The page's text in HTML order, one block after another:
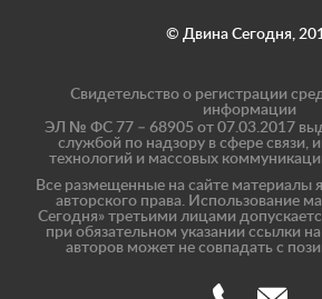
© Двина Сегодня,
Свидетельство о регистрации
информации
ЭЛ № ФС 77 – 68905 от 07.03.2017
службой по надзору в сфере связи,
технологий и массовых
Все размещенные на сайте материалы
авторского права. Использование
Сегодня» третьими лицами
при обязательном указании ссылки
авторов может не совпадать с
(8182)